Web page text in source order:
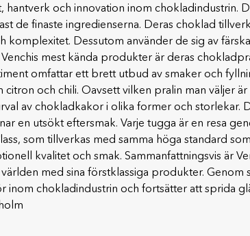
och innovation inom chokladindustrin.
de finaste ingredienserna. Deras choklad
Dessutom använder de sig av
mest kända produkter är deras
omfattar ett brett utbud av smaker och
och chili. Oavsett vilken pralin man väljer
av chokladkakor i olika former och storlekar.
en utsökt eftersmak. Varje tugga är en resa
som tillverkas med samma höga standard
kvalitet och smak. Sammanfattningsvis är
med sina förstklassiga produkter. Genom
inom chokladindustrin och fortsätter att sprida